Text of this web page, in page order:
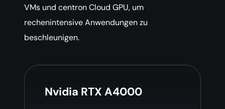
VMs und centron Cloud GPU, um
rechenintensive Anwendungen zu
beschleunigen.
Nvidia RTX A4000